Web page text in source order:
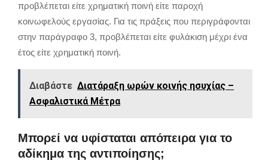
προβλέπεται είτε χρηματική ποινή είτε παροχή
κοινωφελούς εργασίας. Για τις πράξεις που περιγράφονται
στην παράγραφο 3, προβλέπεται είτε φυλάκιση μέχρι ένα
έτος είτε χρηματική ποινή.
Διαβάστε Διατάραξη ωρών κοινής ησυχίας –
Ασφαλιστικά Μέτρα
Μπορεί να υφίσταται απόπειρα για το
αδίκημα της αντιποίησης;